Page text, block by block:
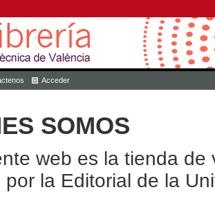
Acceder
SOMOS
web es la tienda
por la Editorial de la